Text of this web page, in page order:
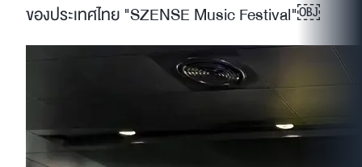
ของประเทศไทย "SZENSE Music Festival"￼